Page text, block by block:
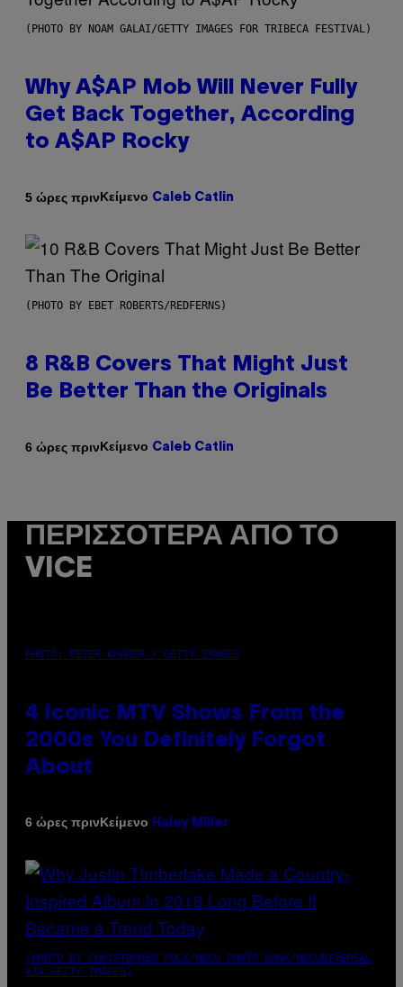
(PHOTO BY NOAM GALAI/GETTY IMAGES FOR TRIBECA FESTIVAL)
Why A$AP Mob Will Never Fully
Get Back Together, According
to A$AP Rocky
5 ώρες πρινΚείμενο Caleb Catlin
(PHOTO BY EBET ROBERTS/REDFERNS)
8 R&B Covers That Might Just
Be Better Than the Originals
6 ώρες πρινΚείμενο Caleb Catlin
ΠΕΡΙΣΣΌΤΕΡΑ ΑΠΌ ΤΟ
VICE
PHOTO: PETER KRAMER / GETTY IMAGES
4 Iconic MTV Shows From the
2000s You Definitely Forgot
About
6 ώρες πρινΚείμενο Haley Miller
(PHOTO BY CHRISTOPHER POLK/NBCU PHOTO BANK/NBCUNIVERSAL
VIA GETTY IMAGES)